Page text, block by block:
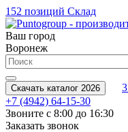
152 позиций Склад
Ваш город
Воронеж
Скачать каталог 2026
+7 (4942) 64-15-30
Звоните с 8:00 до 16:30
Заказать звонок